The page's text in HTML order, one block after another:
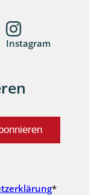
Instagram
*